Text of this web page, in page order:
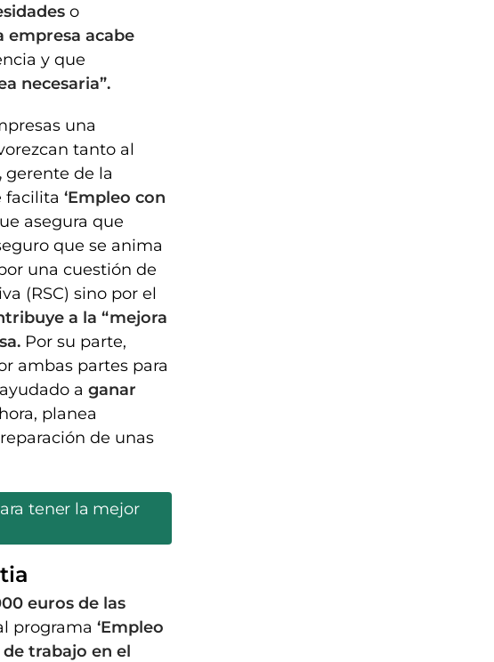
o
empresa acabe
y que
necesaria”.
una
tanto al
gerente de la
facilita ‘Empleo con
asegura que
que se anima
una cuestión de
(RSC) sino por el
a la “mejora
Por su parte,
ambas partes para
a ganar
planea
de unas
tener la mejor
euros de las
programa ‘Empleo
trabajo en el